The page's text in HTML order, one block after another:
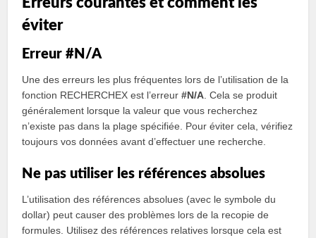
éviter
Erreur #N/A
Une des erreurs les plus fréquentes lors de l’utilisation de la
fonction RECHERCHEX est l’erreur#N/A . Cela se produit
généralement lorsque la valeur que vous recherchez
n’existe pas dans la plage spécifiée. Pour éviter cela, vérifiez
toujours vos données avant d’effectuer une recherche.
Ne pas utiliser les références absolues
L’utilisation des références absolues (avec le symbole du
dollar) peut causer des problèmes lors de la recopie de
formules. Utilisez des références relatives lorsque cela est